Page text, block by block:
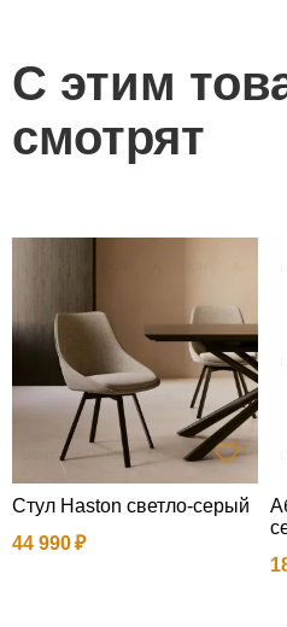
С этим
смотрят
Стул Haston светло-серый
44 990